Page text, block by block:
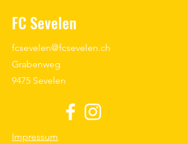
FC Sevelen
fcsevelen@fcsevelen.ch
Grabenweg
9475 Sevelen
Impressum